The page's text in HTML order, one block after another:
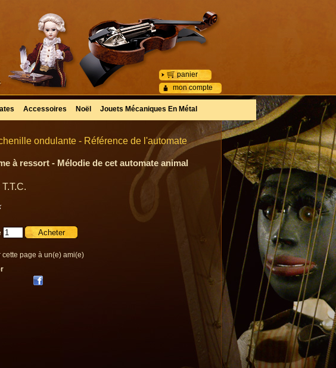
mon compte
panier
Accessoires Noël Jouets Mécaniques En Métal
ondulante - Référence de l'automate
à ressort - Mélodie de cet automate animal
T.T.C.
cette page à un(e) ami(e)